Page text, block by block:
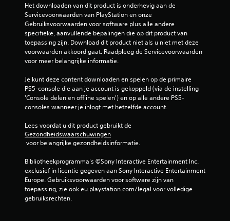
e
l
n
Het downloaden van dit product is onderhevig aan de
Servicevoorwaarden van PlayStation en onze
Gebruiksvoorwaarden voor software plus alle andere
specifieke, aanvullende bepalingen die op dit product van
toepassing zijn. Download dit product niet als u niet met deze
voorwaarden akkoord gaat. Raadpleeg de Servicevoorwaarden
voor meer belangrijke informatie.
Je kunt deze content downloaden en spelen op de primaire
PS5-console die aan je account is gekoppeld (via de instelling
'Console delen en offline spelen') en op alle andere PS5-
consoles wanneer je inlogt met hetzelfde account.
Lees voordat u dit product gebruikt de
Gezondheidswaarschuwingen
voor belangrijke gezondheidsinformatie.
Bibliotheekprogramma's ©Sony Interactive Entertainment Inc.
exclusief in licentie gegeven aan Sony Interactive Entertainment
Europe. Gebruiksvoorwaarden voor software zijn van
toepassing, zie ook eu.playstation.com/legal voor volledige
gebruiksrechten.